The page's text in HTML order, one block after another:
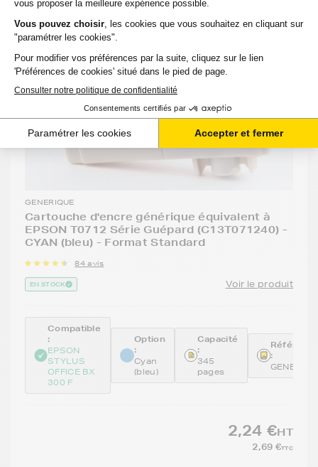
GENERIQUE
Cartouche d'encre générique équivalent à
EPSON T0712 Série Guépard (C13T071240) -
CYAN (bleu) - Format Standard
84 avis
EN STOCK Voir le produit
Compatible
:
EPSON
STYLUS
OFFICE BX
300 F
Option
:
Cyan
(bleu)
Capacité
:
345
pages
:
GENE712
2,24 €HT
2,69 €TTC